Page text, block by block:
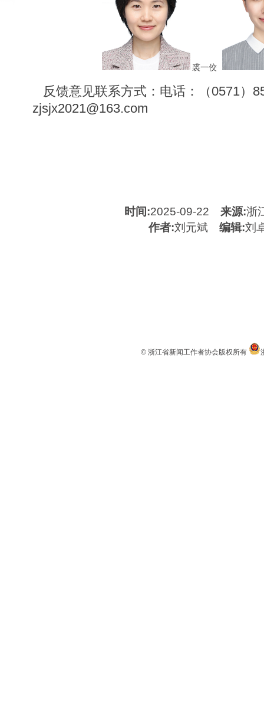
裘一佼
反馈意见联系方式：电话：（0571）
zjsjx2021@163.com
时间:2025-09-22来源:浙
作者:刘元斌 编辑:刘
© 浙江省新闻工作者协会版权所有